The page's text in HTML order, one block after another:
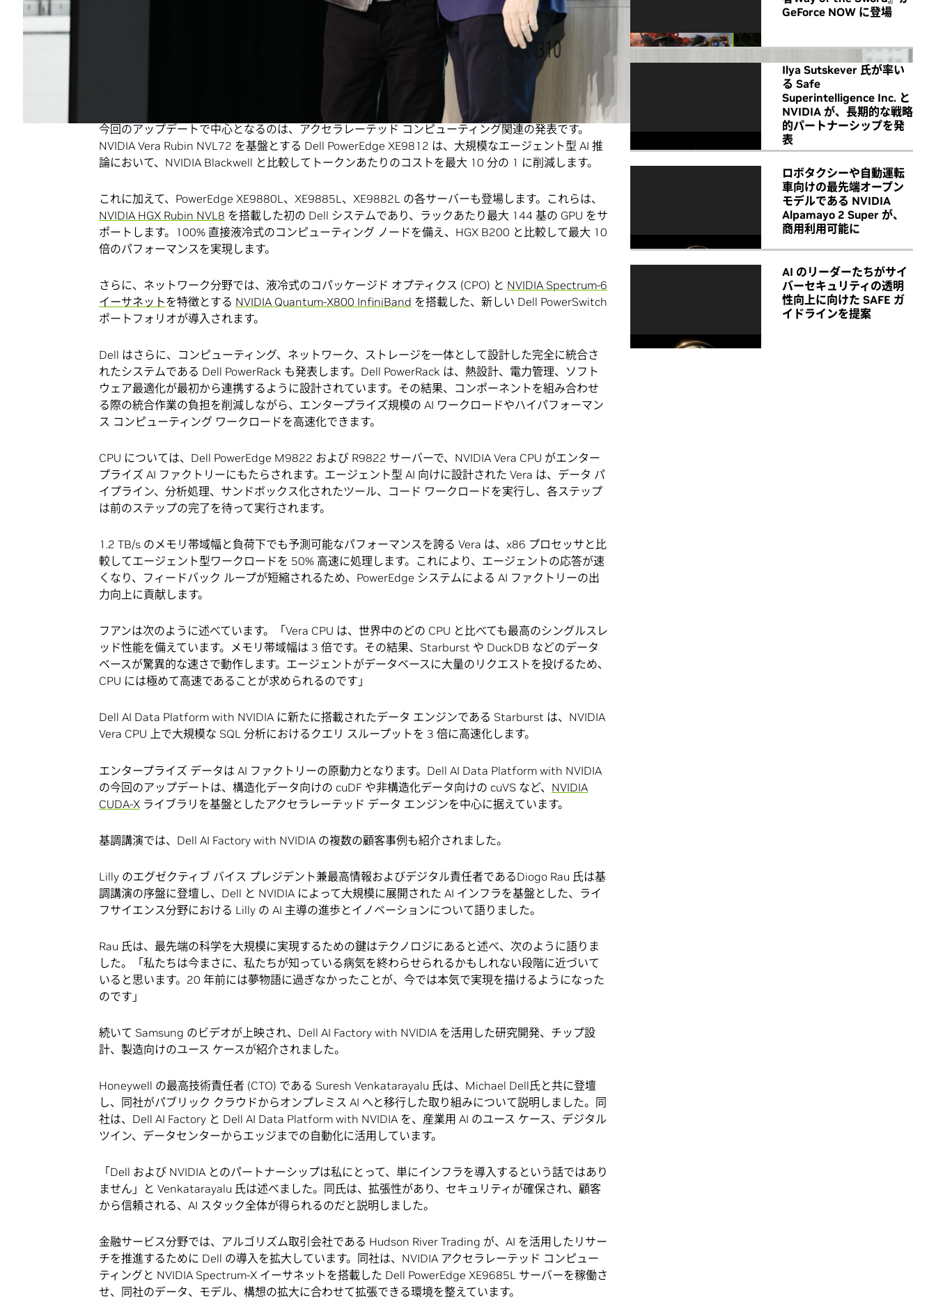
つまり、エンタープライズ AI は、パイロット段階を終え、エージェント型 AI と推論を大規模に展開す
る段階へと移行したということです。そして、その次の段階を支えるプラットフォームとなるのが Dell
AI Factory with NVIDIA です。このプラットフォームは、社内環境内でフロンティア モデルや自律エー
ファクトリー
今回のアップデートで中心となるのは、アクセラレーテッド コンピューティング関連の発表です。
NVIDIA Vera Rubin NVL72 を基盤とする Dell PowerEdge XE9812 は、大規模なエージェント型 AI 推
論において、NVIDIA Blackwell と比較してトークンあたりのコストを最大 10 分の 1 に削減します。
これに加えて、PowerEdge XE9880L、XE9885L、XE9882L の各サーバーも登場します。これらは、
NVIDIA HGX Rubin NVL8 を搭載した初の Dell システムであり、ラックあたり最大 144 基の GPU をサ
ポートします。100% 直接液冷式のコンピューティング ノードを備え、HGX B200 と比較して最大 10
倍のパフォーマンスを実現します。
さらに、ネットワーク分野では、液冷式のコパッケージド オプティクス (CPO) と NVIDIA Spectrum-6
イーサネットを特徴とする NVIDIA Quantum-X800 InfiniBand を搭載した、新しい Dell PowerSwitch
ポートフォリオが導入されます。
Dell はさらに、コンピューティング、ネットワーク、ストレージを一体として設計した完全に統合さ
れたシステムである Dell PowerRack も発表します。Dell PowerRack は、熱設計、電力管理、ソフト
ウェア最適化が最初から連携するように設計されています。その結果、コンポーネントを組み合わせ
る際の統合作業の負担を削減しながら、エンタープライズ規模の AI ワークロードやハイパフォーマン
ス コンピューティング ワークロードを高速化できます。
CPU については、Dell PowerEdge M9822 および R9822 サーバーで、NVIDIA Vera CPU がエンター
プライズ AI ファクトリーにもたらされます。エージェント型 AI 向けに設計された Vera は、データ パ
イプライン、分析処理、サンドボックス化されたツール、コード ワークロードを実行し、各ステップ
は前のステップの完了を待って実行されます。
1.2 TB/s のメモリ帯域幅と負荷下でも予測可能なパフォーマンスを誇る Vera は、x86 プロセッサと比
較してエージェント型ワークロードを 50% 高速に処理します。これにより、エージェントの応答が速
くなり、フィードバック ループが短縮されるため、PowerEdge システムによる AI ファクトリーの出
力向上に貢献します。
フアンは次のように述べています。「Vera CPU は、世界中のどの CPU と比べても最高のシングルスレ
ッド性能を備えています。メモリ帯域幅は 3 倍です。その結果、Starburst や DuckDB などのデータ
ベースが驚異的な速さで動作します。エージェントがデータベースに大量のリクエストを投げるため、
CPU には極めて高速であることが求められるのです」
Dell AI Data Platform with NVIDIA に新たに搭載されたデータ エンジンである Starburst は、NVIDIA
Vera CPU 上で大規模な SQL 分析におけるクエリ スループットを 3 倍に高速化します。
エンタープライズ データは AI ファクトリーの原動力となります。Dell AI Data Platform with NVIDIA
の今回のアップデートは、構造化データ向けの cuDF や非構造化データ向けの cuVS など、 NVIDIA
CUDA-X ライブラリを基盤としたアクセラレーテッド データ エンジンを中心に据えています。
基調講演では、Dell AI Factory with NVIDIA の複数の顧客事例も紹介されました。
Lilly のエグゼクティブ バイス プレジデント兼最高情報およびデジタル責任者であるDiogo Rau 氏は基
調講演の序盤に登壇し、Dell と NVIDIA によって大規模に展開された AI インフラを基盤とした、ライ
フサイエンス分野における Lilly の AI 主導の進歩とイノベーションについて語りました。
Rau 氏は、最先端の科学を大規模に実現するための鍵はテクノロジにあると述べ、次のように語りま
した。「私たちは今まさに、私たちが知っている病気を終わらせられるかもしれない段階に近づいて
いると思います。20 年前には夢物語に過ぎなかったことが、今では本気で実現を描けるようになった
のです」
続いて Samsung のビデオが上映され、Dell AI Factory with NVIDIA を活用した研究開発、チップ設
計、製造向けのユース ケースが紹介されました。
Honeywell の最高技術責任者 (CTO) である Suresh Venkatarayalu 氏は、Michael Dell氏と共に登壇
し、同社がパブリック クラウドからオンプレミス AI へと移行した取り組みについて説明しました。同
社は、Dell AI Factory と Dell AI Data Platform with NVIDIA を、産業用 AI のユース ケース、デジタル
ツイン、データセンターからエッジまでの自動化に活用しています。
「Dell および NVIDIA とのパートナーシップは私にとって、単にインフラを導入するという話ではあり
ません」と Venkatarayalu 氏は述べました。同氏は、拡張性があり、セキュリティが確保され、顧客
から信頼される、AI スタック全体が得られるのだと説明しました。
金融サービス分野では、アルゴリズム取引会社である Hudson River Trading が、AI を活用したリサー
チを推進するために Dell の導入を拡大しています。同社は、NVIDIA アクセラレーテッド コンピュー
ティングと NVIDIA Spectrum-X イーサネットを搭載した Dell PowerEdge XE9685L サーバーを稼働さ
せ、同社のデータ、モデル、構想の拡大に合わせて拡張できる環境を整えています。
GeForce NOW に登場
Ilya Sutskever 氏が率い
る Safe
Superintelligence Inc. と
NVIDIA が、長期的な戦略
的パートナーシップを発
表
ロボタクシーや自動運転
車向けの最先端オープン
モデルである NVIDIA
Alpamayo 2 Super が、
商用利用可能に
AI のリーダーたちがサイ
バーセキュリティの透明
性向上に向けた SAFE ガ
イドラインを提案